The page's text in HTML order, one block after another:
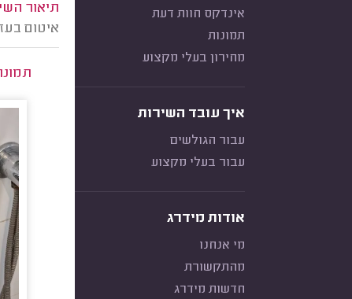
אינדקס חוות דעת
תמונות
מחירון בעלי מקצוע
איך עובד השירות
עבור הגולשים
עבור בעלי מקצוע
אודות מידרג
מי אנחנו
מהתקשורת
חדשות מידרג
תיאור
איטום